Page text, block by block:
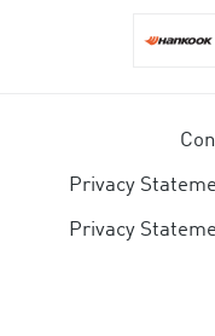
Privacy
Privacy